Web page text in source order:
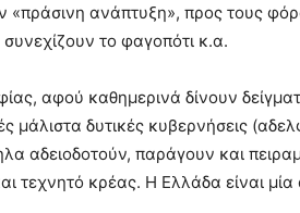
«πράσινη ανάπτυξη», προς τους
το φαγοπότι κ.α.
αφού καθημερινά δίνουν
μάλιστα δυτικές κυβερνήσεις
αδειοδοτούν, παράγουν και
τεχνητό κρέας. Η Ελλάδα είναι μία